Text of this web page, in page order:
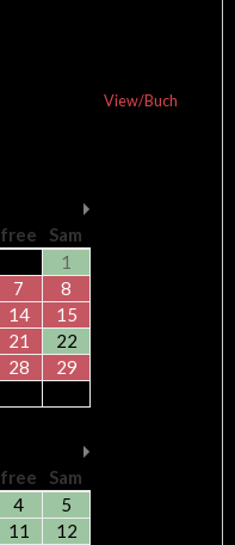
View/Buch
free
Sam
1
7
8
14
15
21
22
28
29
free
Sam
4
5
11
12